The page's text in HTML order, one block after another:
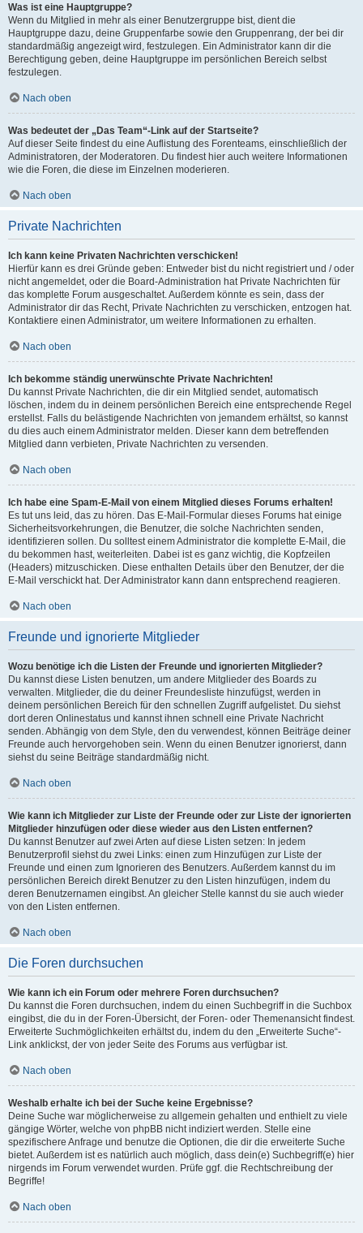
Was ist eine Hauptgruppe?
Wenn du Mitglied in mehr als einer Benutzergruppe bist, dient die
Hauptgruppe dazu, deine Gruppenfarbe sowie den Gruppenrang, der bei dir
standardmäßig angezeigt wird, festzulegen. Ein Administrator kann dir die
Berechtigung geben, deine Hauptgruppe im persönlichen Bereich selbst
festzulegen.
Nach oben
Was bedeutet der „Das Team“-Link auf der Startseite?
Auf dieser Seite findest du eine Auflistung des Forenteams, einschließlich der
Administratoren, der Moderatoren. Du findest hier auch weitere Informationen
wie die Foren, die diese im Einzelnen moderieren.
Nach oben
Private Nachrichten
Ich kann keine Privaten Nachrichten verschicken!
Hierfür kann es drei Gründe geben: Entweder bist du nicht registriert und / oder
nicht angemeldet, oder die Board-Administration hat Private Nachrichten für
das komplette Forum ausgeschaltet. Außerdem könnte es sein, dass der
Administrator dir das Recht, Private Nachrichten zu verschicken, entzogen hat.
Kontaktiere einen Administrator, um weitere Informationen zu erhalten.
Nach oben
Ich bekomme ständig unerwünschte Private Nachrichten!
Du kannst Private Nachrichten, die dir ein Mitglied sendet, automatisch
löschen, indem du in deinem persönlichen Bereich eine entsprechende Regel
erstellst. Falls du belästigende Nachrichten von jemandem erhältst, so kannst
du dies auch einem Administrator melden. Dieser kann dem betreffenden
Mitglied dann verbieten, Private Nachrichten zu versenden.
Nach oben
Ich habe eine Spam-E-Mail von einem Mitglied dieses Forums erhalten!
Es tut uns leid, das zu hören. Das E-Mail-Formular dieses Forums hat einige
Sicherheitsvorkehrungen, die Benutzer, die solche Nachrichten senden,
identifizieren sollen. Du solltest einem Administrator die komplette E-Mail, die
du bekommen hast, weiterleiten. Dabei ist es ganz wichtig, die Kopfzeilen
(Headers) mitzuschicken. Diese enthalten Details über den Benutzer, der die
E-Mail verschickt hat. Der Administrator kann dann entsprechend reagieren.
Nach oben
Freunde und ignorierte Mitglieder
Wozu benötige ich die Listen der Freunde und ignorierten Mitglieder?
Du kannst diese Listen benutzen, um andere Mitglieder des Boards zu
verwalten. Mitglieder, die du deiner Freundesliste hinzufügst, werden in
deinem persönlichen Bereich für den schnellen Zugriff aufgelistet. Du siehst
dort deren Onlinestatus und kannst ihnen schnell eine Private Nachricht
senden. Abhängig von dem Style, den du verwendest, können Beiträge deiner
Freunde auch hervorgehoben sein. Wenn du einen Benutzer ignorierst, dann
siehst du seine Beiträge standardmäßig nicht.
Nach oben
Wie kann ich Mitglieder zur Liste der Freunde oder zur Liste der ignorierten
Mitglieder hinzufügen oder diese wieder aus den Listen entfernen?
Du kannst Benutzer auf zwei Arten auf diese Listen setzen: In jedem
Benutzerprofil siehst du zwei Links: einen zum Hinzufügen zur Liste der
Freunde und einen zum Ignorieren des Benutzers. Außerdem kannst du im
persönlichen Bereich direkt Benutzer zu den Listen hinzufügen, indem du
deren Benutzernamen eingibst. An gleicher Stelle kannst du sie auch wieder
von den Listen entfernen.
Nach oben
Die Foren durchsuchen
Wie kann ich ein Forum oder mehrere Foren durchsuchen?
Du kannst die Foren durchsuchen, indem du einen Suchbegriff in die Suchbox
eingibst, die du in der Foren-Übersicht, der Foren- oder Themenansicht findest.
Erweiterte Suchmöglichkeiten erhältst du, indem du den „Erweiterte Suche“-
Link anklickst, der von jeder Seite des Forums aus verfügbar ist.
Nach oben
Weshalb erhalte ich bei der Suche keine Ergebnisse?
Deine Suche war möglicherweise zu allgemein gehalten und enthielt zu viele
gängige Wörter, welche von phpBB nicht indiziert werden. Stelle eine
spezifischere Anfrage und benutze die Optionen, die dir die erweiterte Suche
bietet. Außerdem ist es natürlich auch möglich, dass dein(e) Suchbegriff(e) hier
nirgends im Forum verwendet wurden. Prüfe ggf. die Rechtschreibung der
Begriffe!
Nach oben